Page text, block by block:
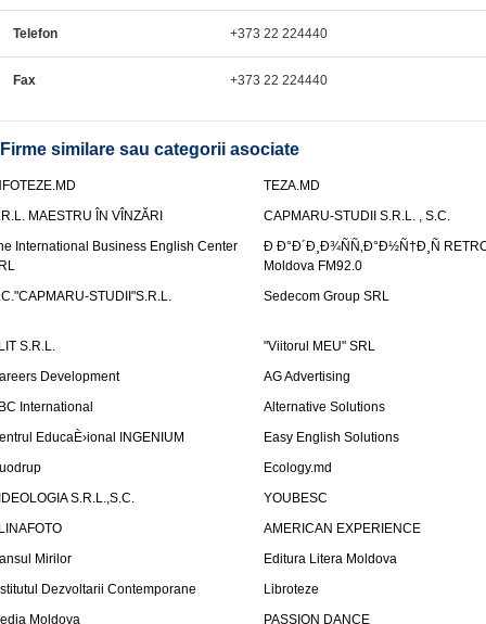
Telefon +373 22 224440
Fax +373 22 224440
Firme similare sau categorii asociate
TEZA.MD
MAESTRU ÎN VÎNZĂRI
CAPMARU-STUDII S.R.L. , S.C.
International Business English Center
Ð Ð°Ð´Ð¸Ð¾ÑÑ‚Ð°Ð½Ñ†Ð¸Ñ
Moldova FM92.0
STUDII"S.R.L.
Sedecom Group SRL
S.R.L.
"Viitorul MEU" SRL
Development
AG Advertising
International
Alternative Solutions
EducaÈ›ional INGENIUM
Easy English Solutions
Ecology.md
S.R.L.,S.C.
YOUBESC
AMERICAN EXPERIENCE
Mirilor
Editura Litera Moldova
Dezvoltarii Contemporane
Libroteze
Moldova
PASSION DANCE